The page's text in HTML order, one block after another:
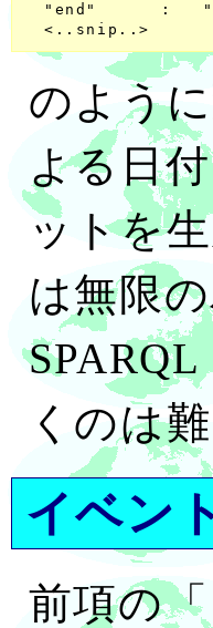
"end"      :
のよう
よる日
ットを
は無限
くのは
イベン
前項の